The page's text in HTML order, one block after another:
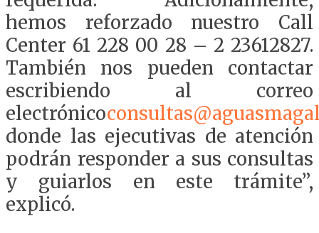
hemos reforzado nuestro Call
Center 61 228 00 28 – 2 23612827.
También nos pueden contactar
escribiendo al correo
electrónico
donde las ejecutivas de atención
podrán responder a sus consultas
y guiarlos en este trámite”,
explicó.